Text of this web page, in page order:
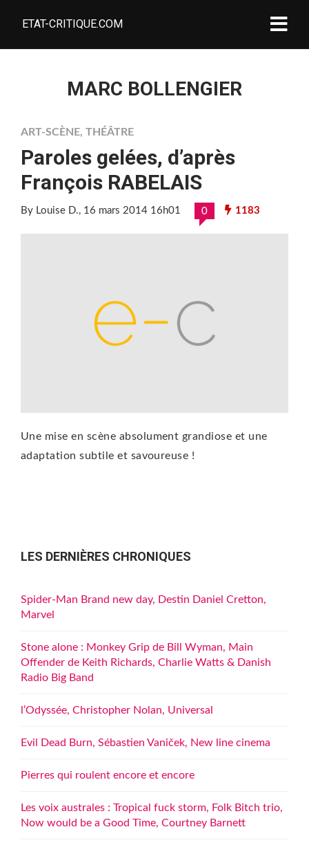
ETAT-CRITIQUE.COM
MARC BOLLENGIER
ART-SCÈNE, THÉÂTRE
Paroles gelées, d’après
François RABELAIS
By Louise D., 16 mars 2014 16h01 0 1183
Une mise en scène absolument grandiose et une
adaptation subtile et savoureuse !
LES DERNIÈRES CHRONIQUES
Spider-Man Brand new day, Destin Daniel Cretton,
Marvel
Stone alone : Monkey Grip de Bill Wyman, Main
Offender de Keith Richards, Charlie Watts & Danish
Radio Big Band
l’Odyssée, Christopher Nolan, Universal
Evil Dead Burn, Sébastien Vaniček, New line cinema
Pierres qui roulent encore et encore
Les voix australes : Tropical fuck storm, Folk Bitch trio,
Now would be a Good Time, Courtney Barnett